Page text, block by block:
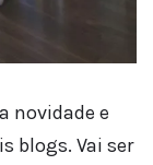
novidade e
blogs. Vai ser